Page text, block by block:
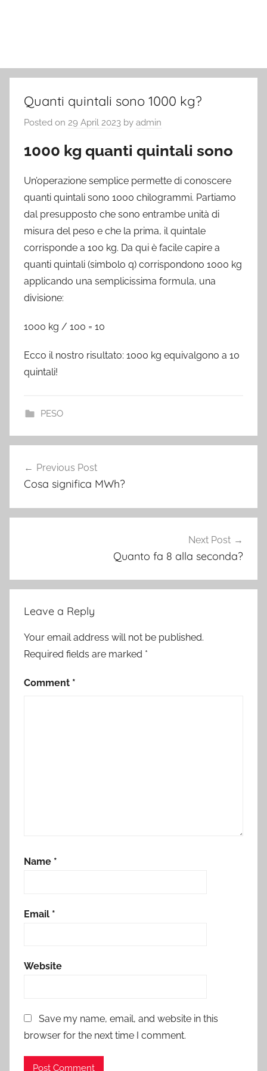
Quanti quintali sono 1000 kg?
Posted on 29 April 2023 by admin
1000 kg quanti quintali sono
Un’operazione semplice permette di conoscere
quanti quintali sono 1000 chilogrammi. Partiamo
dal presupposto che sono entrambe unità di
misura del peso e che la prima, il quintale
corrisponde a 100 kg. Da qui è facile capire a
quanti quintali (simbolo q) corrispondono 1000 kg
applicando una semplicissima formula, una
divisione:
1000 kg / 100 = 10
Ecco il nostro risultato: 1000 kg equivalgono a 10
quintali!
PESO
navigation
Previous Post
Cosa significa MWh?
Next Post
Quanto fa 8 alla seconda?
Leave a Reply
Your email address will not be published.
Required fields are marked *
Comment *
Name *
Email *
Website
Save my name, email, and website in this
browser for the next time I comment.